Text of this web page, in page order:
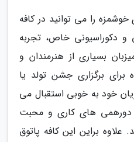
را می توانید در کافه
و دکوراسیونی خاص، تجربه
بسیاری از هنرمندان و
برای برگزاری جشن تولد یا
خود به خوبی استقبال می
دورهمی های کاری و محبت
علاوه براین این کافه پاتوق